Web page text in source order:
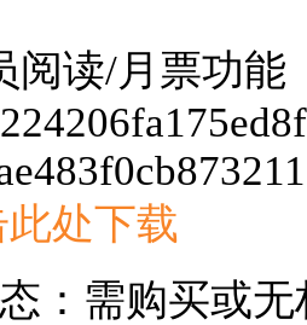
阅读/月票功能
处下载
：需购买或无